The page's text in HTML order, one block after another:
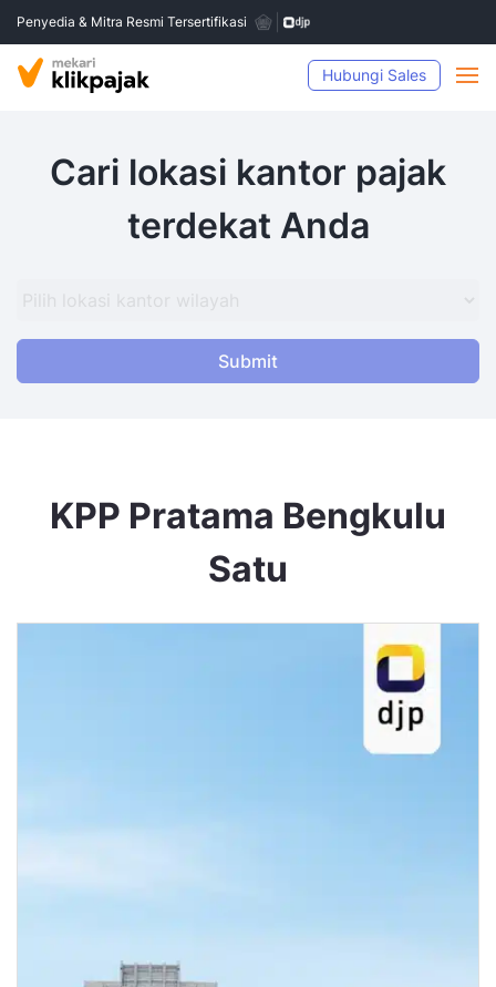
Penyedia & Mitra Resmi Tersertifikasi
Hubungi Sales
Cari lokasi kantor pajak
terdekat Anda
Submit
KPP Pratama Bengkulu
Satu